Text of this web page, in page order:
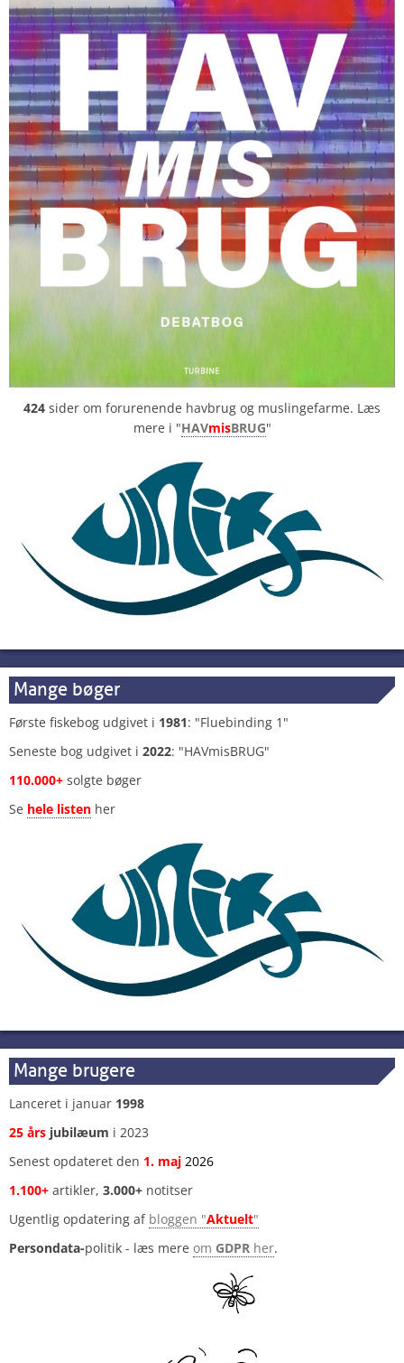
424 sider om forurenende havbrug og muslingefarme. Læs
mere i "HAVmisBRUG"
Mange bøger
Første fiskebog udgivet i 1981: "Fluebinding 1"
Seneste bog udgivet i 2022: "HAVmisBRUG"
110.000+ solgte bøger
Se hele listen her
Mange brugere
Lanceret i januar 1998
25 års jubilæum i 2023
Senest opdateret den 1. maj 2026
1.100+ artikler, 3.000+ notitser
Ugentlig opdatering af bloggen "Aktuelt"
Persondata-politik - læs mere om GDPR her.